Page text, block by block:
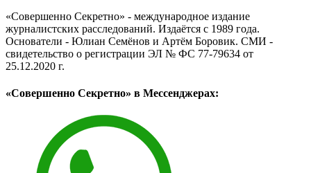
«Совершенно Секретно» - международное издание
журналистских расследований. Издаётся с 1989 года.
Основатели - Юлиан Семёнов и Артём Боровик. CМИ -
свидетельство о регистрации ЭЛ № ФС 77-79634 от
25.12.2020 г.
«Совершенно Секретно» в Мессенджерах: